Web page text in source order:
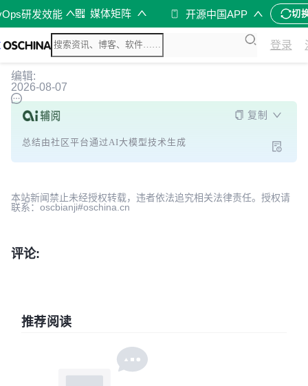
研发效能 媒体矩阵 开源中国APP 切
登录
编辑:
2026-08-07
复制
总结由社区平台通过AI大模型技术生成
本站新闻禁止未经授权转载，违者依法追究相关法律责任。授权请
联系：oscbianji#oschina.cn
评论:
推荐阅读